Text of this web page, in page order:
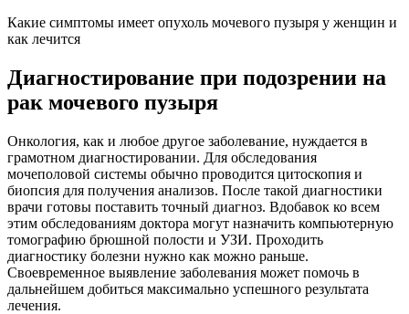
Какие симптомы имеет опухоль мочевого пузыря у женщин и
как лечится
Диагностирование при подозрении на
рак мочевого пузыря
Онкология, как и любое другое заболевание, нуждается в
грамотном диагностировании. Для обследования
мочеполовой системы обычно проводится цитоскопия и
биопсия для получения анализов. После такой диагностики
врачи готовы поставить точный диагноз. Вдобавок ко всем
этим обследованиям доктора могут назначить компьютерную
томографию брюшной полости и УЗИ. Проходить
диагностику болезни нужно как можно раньше.
Своевременное выявление заболевания может помочь в
дальнейшем добиться максимально успешного результата
лечения.